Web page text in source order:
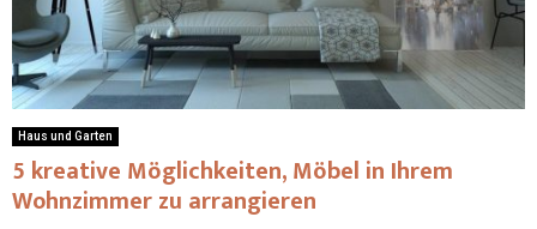
Haus und Garten
5 kreative Möglichkeiten, Möbel in Ihrem
Wohnzimmer zu arrangieren